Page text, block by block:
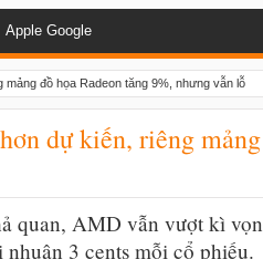
Apple Google
đồ họa Radeon tăng 9%, nhưng vẫn lỗ
dự kiến, riêng
quan, AMD vẫn vượt kì
3 cents mỗi cổ phiếu.